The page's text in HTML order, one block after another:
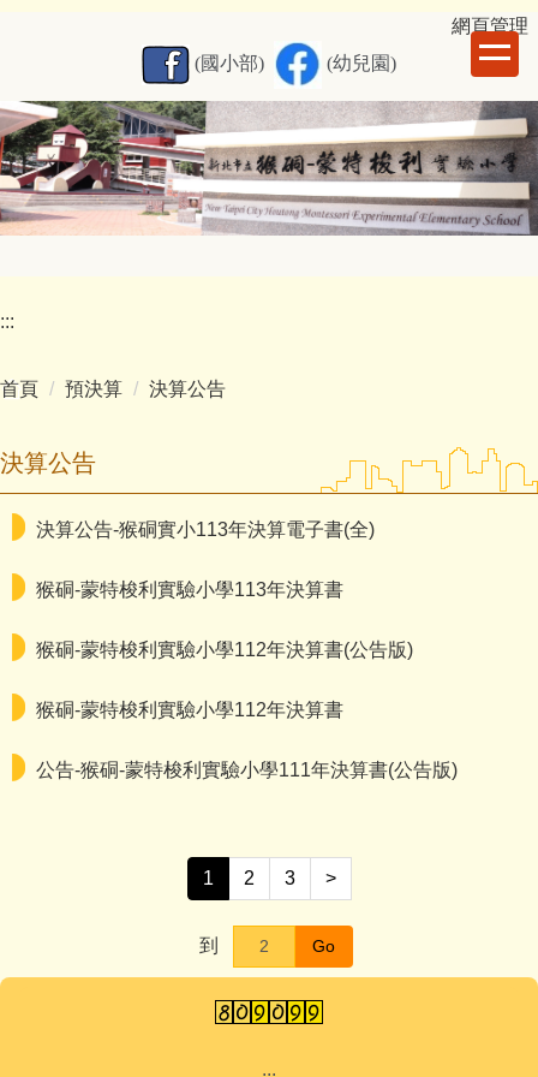
要
內
容
區
網頁管理
(國小部)
(幼兒園)
:::
首頁 預決算 決算公告
決算公告
決算公告-猴硐實小113年決算電子書(全)
猴硐-蒙特梭利實驗小學113年決算書
猴硐-蒙特梭利實驗小學112年決算書(公告版)
猴硐-蒙特梭利實驗小學112年決算書
公告-猴硐-蒙特梭利實驗小學111年決算書(公告版)
1 2 3 >
到 Go